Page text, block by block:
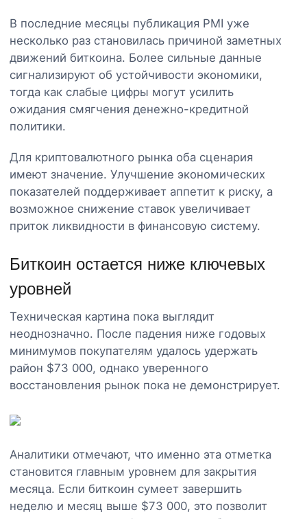
В последние месяцы публикация PMI уже
несколько раз становилась причиной заметных
движений биткоина. Более сильные данные
сигнализируют об устойчивости экономики,
тогда как слабые цифры могут усилить
ожидания смягчения денежно-кредитной
политики.
Для криптовалютного рынка оба сценария
имеют значение. Улучшение экономических
показателей поддерживает аппетит к риску, а
возможное снижение ставок увеличивает
приток ликвидности в финансовую систему.
Биткоин остается ниже ключевых
уровней
Техническая картина пока выглядит
неоднозначно. После падения ниже годовых
минимумов покупателям удалось удержать
район $73 000, однако уверенного
восстановления рынок пока не демонстрирует.
Аналитики отмечают, что именно эта отметка
становится главным уровнем для закрытия
месяца. Если биткоин сумеет завершить
неделю и месяц выше $73 000, это позволит